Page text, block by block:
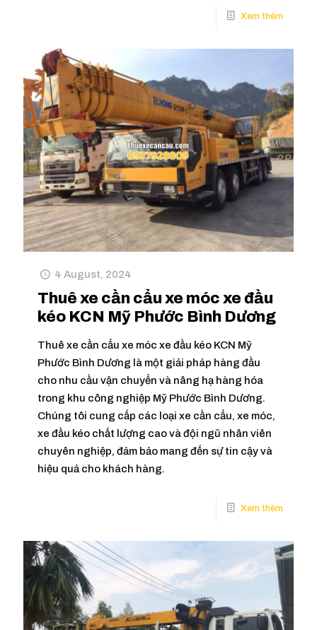
4 August, 2024
Thuê xe cần cẩu xe móc xe đầu
kéo KCN Mỹ Phước Bình Dương
Thuê xe cần cẩu xe móc xe đầu kéo KCN Mỹ
Phước Bình Dương là một giải pháp hàng đầu
cho nhu cầu vận chuyển và nâng hạ hàng hóa
trong khu công nghiệp Mỹ Phước Bình Dương.
Chúng tôi cung cấp các loại xe cần cẩu, xe móc,
xe đầu kéo chất lượng cao và đội ngũ nhân viên
chuyên nghiệp, đảm bảo mang đến sự tin cậy và
hiệu quả cho khách hàng.